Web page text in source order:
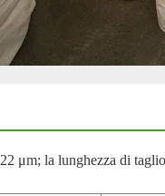
μm; la lunghezza di